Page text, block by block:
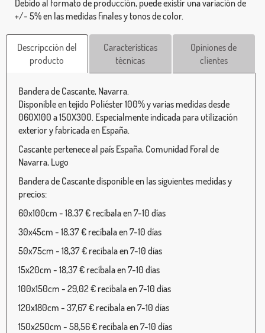
Debido al formato de producción, puede existir una variación de
+/- 5% en las medidas finales y tonos de color.
Descripcción del
producto
Características
técnicas
Opiniones de
clientes
Bandera de Cascante, Navarra.
Disponible en tejido Poliéster 100% y varias medidas desde
060X100 a 150X300. Especialmente indicada para utilización
exterior y fabricada en España.
Cascante pertenece al país España, Comunidad Foral de
Navarra, Lugo
Bandera de Cascante disponible en las siguientes medidas y
precios:
60x100cm - 18,37 € recíbala en 7-10 días
30x45cm - 18,37 € recíbala en 7-10 días
50x75cm - 18,37 € recíbala en 7-10 días
15x20cm - 18,37 € recíbala en 7-10 días
100x150cm - 29,02 € recíbala en 7-10 días
120x180cm - 37,67 € recíbala en 7-10 días
150x250cm - 58,56 € recíbala en 7-10 días